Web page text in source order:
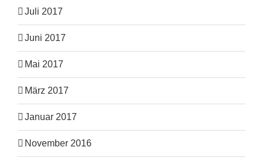
Juli 2017
Juni 2017
Mai 2017
März 2017
Januar 2017
November 2016